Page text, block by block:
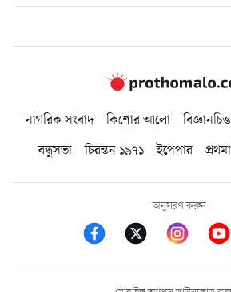
নাগরিক সংবাদ কিশোর আলো
বন্ধুসভা
চিরন্তন ১৯৭১ ইপেপার প্রথমা
অনুসরণ করুন